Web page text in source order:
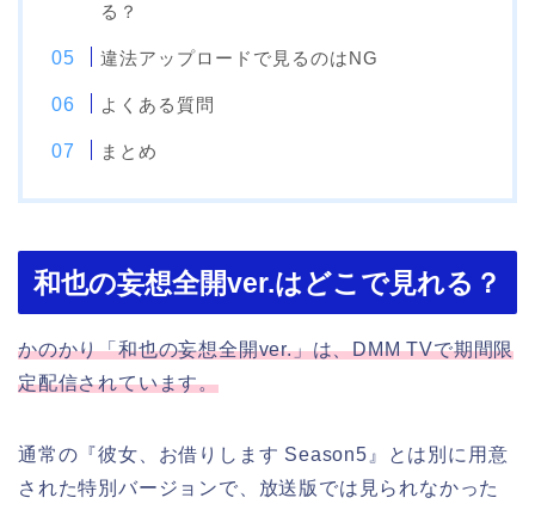
る？
違法アップロードで見るのはNG
よくある質問
まとめ
和也の妄想全開ver.はどこで見れる？
かのかり「和也の妄想全開ver.」は、DMM TVで期間限
定配信されています。
通常の『彼女、お借りします Season5』とは別に用意
された特別バージョンで、放送版では見られなかった